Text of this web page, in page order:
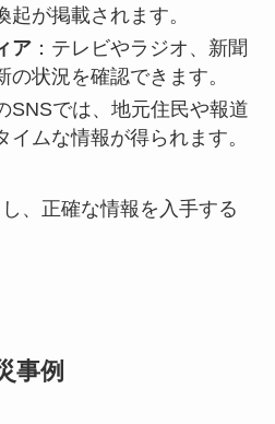
が掲載されます。
ア：テレビやラジオ、新聞
状況を確認できます。
SNSでは、地元住民や報道
ムな情報が得られます。
、正確な情報を入手する
事例